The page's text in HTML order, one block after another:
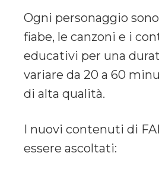
Ogni personaggio
fiabe, le canzoni e i
educativi per una
variare da 20 a 60
di alta qualità.
I nuovi contenuti di
essere ascoltati: